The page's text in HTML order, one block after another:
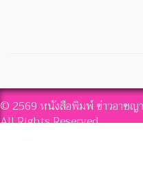
© 2569 หนังสือพิมพ์ ข่าวอาชญ
All Rights Reserved.